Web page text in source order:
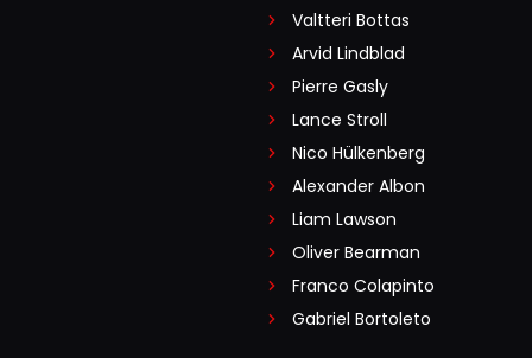
Valtteri Bottas
Arvid Lindblad
Pierre Gasly
Lance Stroll
Nico Hülkenberg
Alexander Albon
Liam Lawson
Oliver Bearman
Franco Colapinto
Gabriel Bortoleto